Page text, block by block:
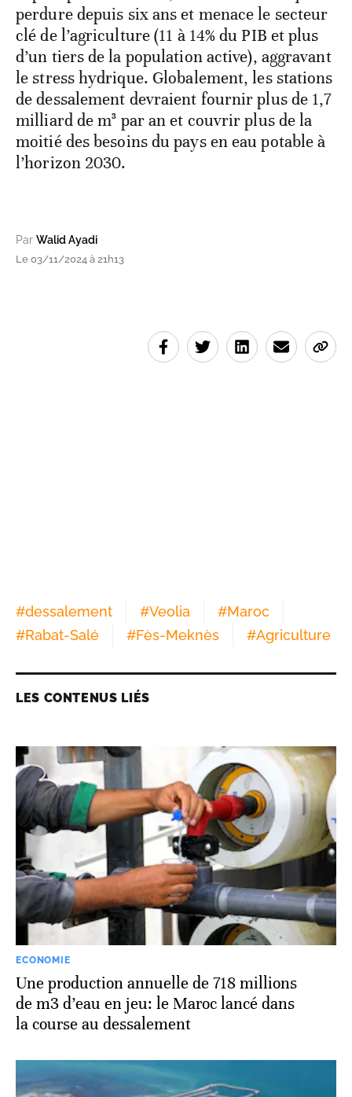
perdure depuis six ans et menace le secteur
clé de l’agriculture (11 à 14% du PIB et plus
d’un tiers de la population active), aggravant
le stress hydrique. Globalement, les stations
de dessalement devraient fournir plus de 1,7
milliard de m³ par an et couvrir plus de la
moitié des besoins du pays en eau potable à
l’horizon 2030.
Par Walid Ayadi
Le 03/11/2024 à 21h13
#dessalement #Veolia #Maroc
#Rabat-Salé #Fès-Meknès #Agriculture
LES CONTENUS LIÉS
ECONOMIE
Une production annuelle de 718 millions
de m3 d’eau en jeu: le Maroc lancé dans
la course au dessalement